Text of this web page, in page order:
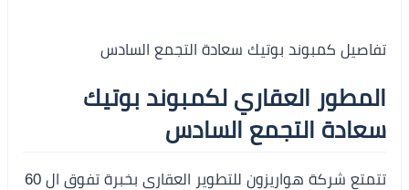
تفاصيل كمبوند بوتيك سعادة التجمع السادس
المطور العقاري لكمبوند بوتيك
سعادة التجمع السادس
تتمتع شركة هواريزون للتطوير العقاري بخبرة تفوق ال 60